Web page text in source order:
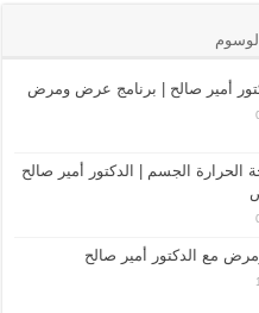
الوسوم
أمير صالح | برنامج عرض ومرض
الحرارة الجسم | الدكتور أمير صالح
مع الدكتور أمير صالح